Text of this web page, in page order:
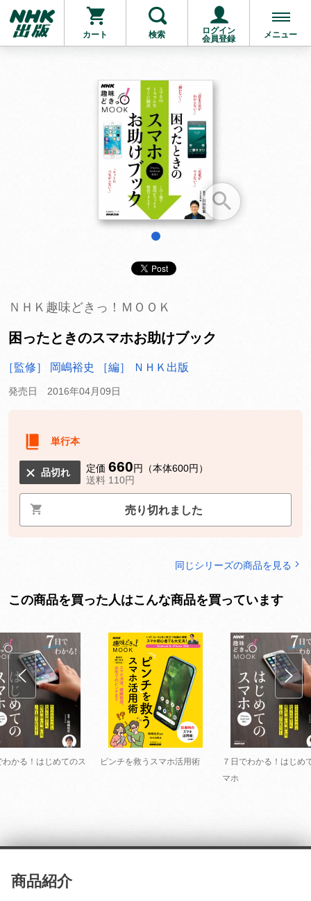
カート 検索
ログイン
会員登録
メニュー
お支払いに進む
他にも商品を買う
ＮＨＫ趣味どきっ！ＭＯＯＫ
困ったときのスマホお助けブック
［監修］ 岡嶋裕史 ［編］ ＮＨＫ出版
発売日 2016年04月09日
単行本
品切れ 定価 660円（本体600円）
送料 110円
売り切れました
同じシリーズの商品を見る
この商品を買った人はこんな商品を買っています
わかる！はじめてのス ピンチを救うスマホ活用術
７日でわかる！はじめ
マホ
商品紹介